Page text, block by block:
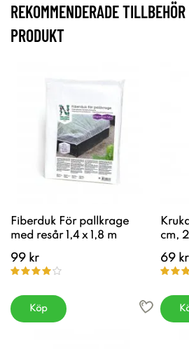
REKOMMENDERADE
PRODUKT
Fiberduk För pallkrage
med resår 1,4 x 1,8 m
99 kr
Köp
cm,
69 kr